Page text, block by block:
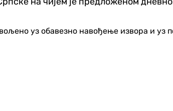
уз обавезно навођење извора и